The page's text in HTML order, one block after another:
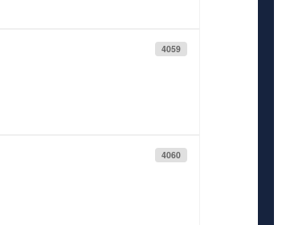
4059
4060